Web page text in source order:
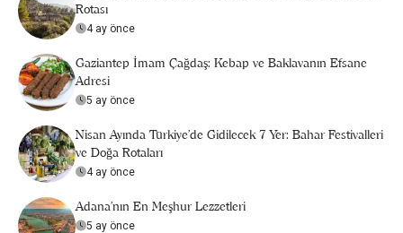
Rotası
4 ay önce
Gaziantep İmam Çağdaş: Kebap ve Baklavanın Efsane
Adresi
5 ay önce
Nisan Ayında Türkiye’de Gidilecek 7 Yer: Bahar Festivalleri
ve Doğa Rotaları
4 ay önce
Adana'nın En Meşhur Lezzetleri
5 ay önce